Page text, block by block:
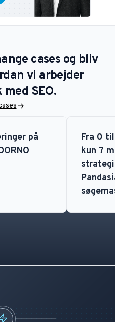
cases og bliv
vi arbejder
SEO.
på
Fra 0
kun 7